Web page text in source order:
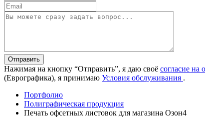
Отправить
Нажимая на кнопку “Отправить”, я даю своё согласие на
(Еврографика), я принимаю Условия обслуживания .
Портфолио
Полиграфическая продукция
Печать офсетных листовок для магазина Озон4